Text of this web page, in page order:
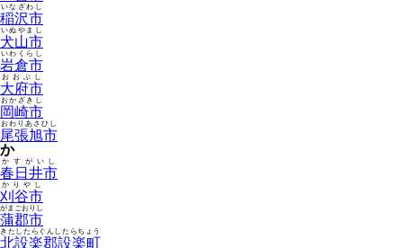
稲沢市
いなざわし
犬山市
いぬやまし
岩倉市
いわくらし
大府市
おおぶし
岡崎市
おかざきし
尾張旭市
おわりあさひし
か
春日井市
かすがいし
刈谷市
かりやし
蒲郡市
がまごおりし
北設楽郡設楽町
きたしたらぐんしたらちょう